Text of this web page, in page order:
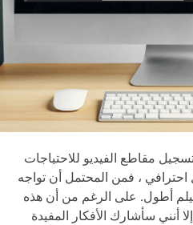
مقاطع الفيديو للاحتياجات
، فمن المحتمل أن تواجه
أطول. على الرغم من أن هذه
أنني سأشارك الأفكار المفيدة